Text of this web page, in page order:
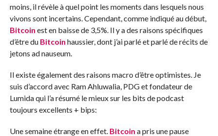
moins, il révèle à quel point les moments dans lesquels nous
vivons sont incertains. Cependant, comme indiqué au début,
Bitcoin est en baisse de 3,5%. Il y a des raisons spécifiques
d’être du Bitcoin haussier, dont j’ai parlé et parlé de récits de
jetons ad nauseum.
Il existe également des raisons macro d’être optimistes. Je
suis d’accord avec Ram Ahluwalia, PDG et fondateur de
Lumida qui l’a résumé le mieux sur les bits de podcast
toujours excellents + bips:
Une semaine étrange en effet. Bitcoin a pris une pause